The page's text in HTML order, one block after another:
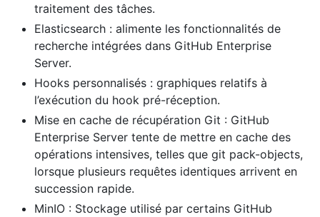
traitement des tâches.
Elasticsearch : alimente les fonctionnalités de
recherche intégrées dans GitHub Enterprise
Server.
Hooks personnalisés : graphiques relatifs à
l’exécution du hook pré-réception.
Mise en cache de récupération Git : GitHub
Enterprise Server tente de mettre en cache des
opérations intensives, telles que git pack-objects,
lorsque plusieurs requêtes identiques arrivent en
succession rapide.
MinIO : Stockage utilisé par certains GitHub